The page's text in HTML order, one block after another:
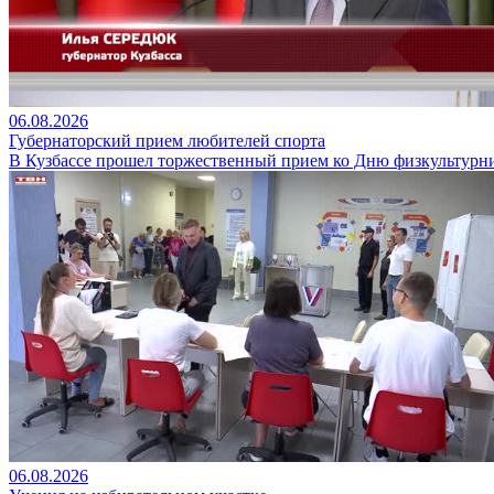
06.08.2026
Губернаторский прием любителей спорта
В Кузбассе прошел торжественный прием ко Дню
06.08.2026